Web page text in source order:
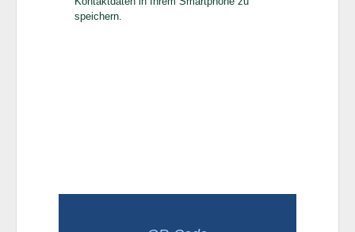
speichern.